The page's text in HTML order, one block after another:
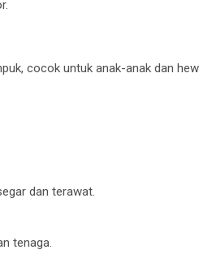
cocok untuk anak-anak dan
dan terawat.
tenaga.